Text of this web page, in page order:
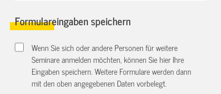
Formulareingaben speichern
Wenn Sie sich oder andere Personen für weitere
Seminare anmelden möchten, können Sie hier Ihre
Eingaben speichern. Weitere Formulare werden dann
mit den oben angegebenen Daten vorbelegt.